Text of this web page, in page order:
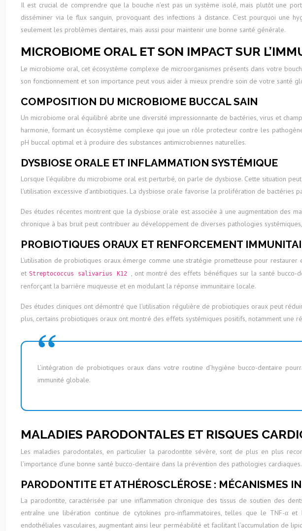
Il est crucial de comprendre que la bouche n’est pas un système isolé, mais plutôt une
disséminer via le flux sanguin, provoquant des infections à distance. C’est pourquoi
seulement les problèmes dentaires, mais aussi pour maintenir une bonne santé générale.
MICROBIOME ORAL ET SON IMPACT SUR
Le microbiome oral, cet écosystème complexe de microorganismes présents dans votre
son fonctionnement et son importance peut vous aider à mieux prendre soin de votre santé
COMPOSITION DU MICROBIOME BUCCAL SAIN
Un microbiome oral équilibré abrite une diversité impressionnante de bactéries, virus et
harmonie, formant un écosystème complexe qui joue un rôle protecteur contre les
pH buccal optimal et à produire des substances antimicrobiennes naturelles.
DYSBIOSE ORALE ET INFLAMMATION SYSTÉMIQUE
Lorsque l’équilibre du microbiome oral est perturbé, on parle de dysbiose. Cette situation
l’utilisation excessive d’antibiotiques. La dysbiose orale favorise la prolifération de
Des études récentes montrent que la dysbiose orale est associée à une augmentation des
chronique à bas bruit peut contribuer au développement de diverses pathologies
PROBIOTIQUES ORAUX ET RENFORCEMENT
L’utilisation de probiotiques oraux émerge comme une stratégie prometteuse pour restaurer
etStreptococcus salivarius K12 , ont montré des effets bénéfiques sur la santé bucco-
renforçant la barrière muqueuse et en modulant la réponse immunitaire locale.
Des études cliniques ont démontré que l’utilisation régulière de probiotiques oraux peut
plus, certains probiotiques oraux ont montré des effets systémiques positifs, notamment une
L’intégration de probiotiques oraux dans votre routine d’hygiène bucco-dentaire
immunité globale.
MALADIES PARODONTALES ET RISQUES
Les maladies parodontales, en particulier la parodontite sévère, sont de plus en plus
l’importance d’une bonne santé bucco-dentaire dans la prévention des pathologies cardiaques.
PARODONTITE ET ATHÉROSCLÉROSE : MÉCANISMES
La parodontite, caractérisée par une inflammation chronique des tissus de soutien des
entraîne une libération continue de cytokines pro-inflammatoires, telles que le TNF-α et
endothéliales vasculaires, augmentant ainsi leur perméabilité et facilitant l’accumulation de